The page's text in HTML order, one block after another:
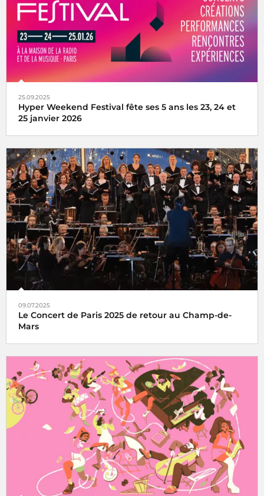
25.09.2025
Hyper Weekend Festival fête ses 5 ans les 23, 24 et
25 janvier 2026
l'Hyper Weekend Festival vous donne rendez-vous à la
Maison de la Radio et de la Musique les 23, 24 et 25 janvier
2026
09.07.2025
Le Concert de Paris 2025 de retour au Champ-de-
Mars
Le Concert de Paris du 14 juillet revient au pied de la Tour
Eiffel toujours en direct sur France Inter, France 2 et dans
le monde entier